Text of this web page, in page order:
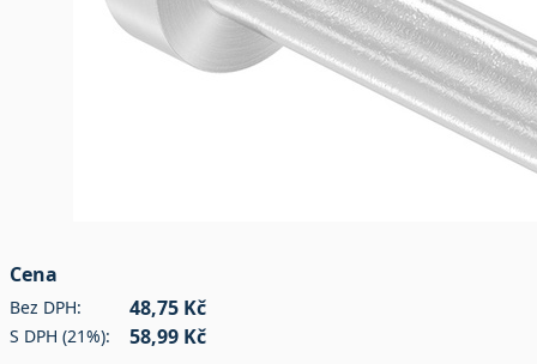
Cena
Bez DPH: 48,75 Kč
S DPH (21%): 58,99 Kč